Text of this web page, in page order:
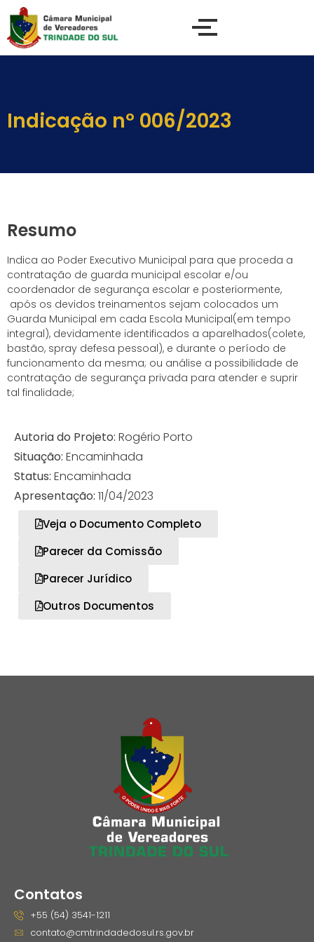
Indicação nº 006/2023
Resumo
Indica ao Poder Executivo Municipal para que proceda a
contratação de guarda municipal escolar e/ou
coordenador de segurança escolar e posteriormente,
após os devidos treinamentos sejam colocados um
Guarda Municipal em cada Escola Municipal(em tempo
integral), devidamente identificados a aparelhados(colete,
bastão, spray defesa pessoal), e durante o período de
funcionamento da mesma; ou análise a possibilidade de
contratação de segurança privada para atender e suprir
tal finalidade;
Autoria do Projeto: Rogério Porto
Situação: Encaminhada
Status: Encaminhada
Apresentação: 11/04/2023
Veja o Documento Completo
Parecer da Comissão
Parecer Jurídico
Outros Documentos
Contatos
+55 (54) 3541-1211
contato@cmtrindadedosul.rs.gov.br